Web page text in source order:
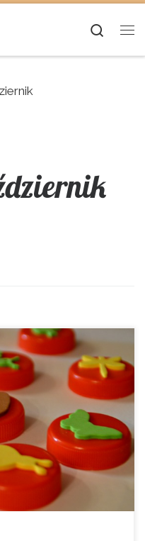
zakrętek nie zna
elementem
świetnie
warunkach.
Za oknem szaruga.
wstąpiła w każde z
przeciwnie niż we
[…]